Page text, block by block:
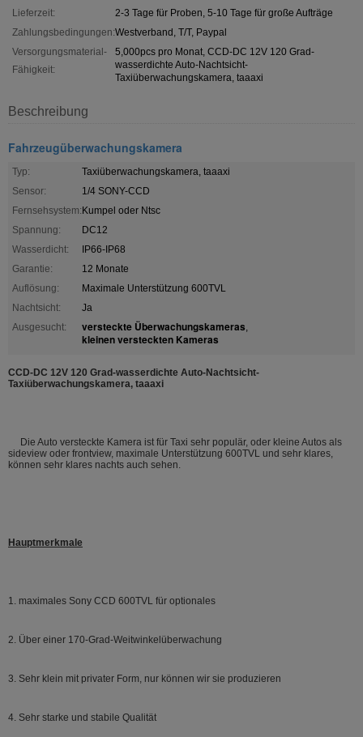
Lieferzeit:
2-3 Tage für Proben, 5-10 Tage für große Aufträge
Zahlungsbedingungen:Westverband, T/T, Paypal
Versorgungsmaterial-
Fähigkeit:
5,000pcs pro Monat, CCD-DC 12V 120 Grad-
wasserdichte Auto-Nachtsicht-
Taxiüberwachungskamera, taaaxi
Beschreibung
Fahrzeugüberwachungskamera
Typ:
Taxiüberwachungskamera, taaaxi
Sensor:
1/4 SONY-CCD
Fernsehsystem:Kumpel oder Ntsc
Spannung:
DC12
Wasserdicht:
IP66-IP68
Garantie:
12 Monate
Auflösung:
Maximale Unterstützung 600TVL
Nachtsicht:
Ja
Ausgesucht:
versteckte Überwachungskameras,
kleinen versteckten Kameras
CCD-DC 12V 120 Grad-wasserdichte Auto-Nachtsicht-
Taxiüberwachungskamera, taaaxi
Die Auto versteckte Kamera ist für Taxi sehr populär, oder kleine Autos als
sideview oder frontview, maximale Unterstützung 600TVL und sehr klares,
können sehr klares nachts auch sehen.
Hauptmerkmale
1. maximales Sony CCD 600TVL für optionales
2. Über einer 170-Grad-Weitwinkelüberwachung
3. Sehr klein mit privater Form, nur können wir sie produzieren
4. Sehr starke und stabile Qualität